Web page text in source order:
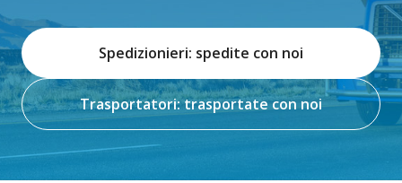
Spedizionieri: spedite con noi
Trasportatori: trasportate con noi